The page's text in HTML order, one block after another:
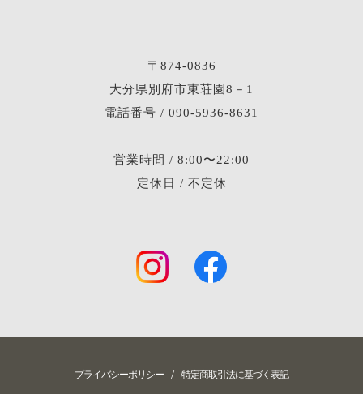
〒874-0836
大分県別府市東荘園8－1
電話番号 / 090-5936-8631
営業時間 / 8:00〜22:00
定休日 / 不定休
プライバシーポリシー / 特定商取引法に基づく表記